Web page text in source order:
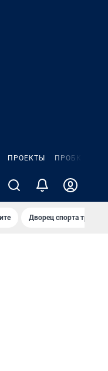
ПРОЕКТЫ ПРОБКИ
Дворец спорта